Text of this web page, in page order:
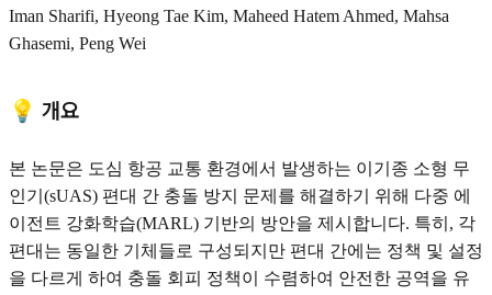
Iman Sharifi, Hyeong Tae Kim, Maheed Hatem Ahmed, Mahsa
Ghasemi, Peng Wei
💡 개요
본 논문은 도심 항공 교통 환경에서 발생하는 이기종 소형 무
인기(sUAS) 편대 간 충돌 방지 문제를 해결하기 위해 다중 에
이전트 강화학습(MARL) 기반의 방안을 제시합니다. 특히, 각
편대는 동일한 기체들로 구성되지만 편대 간에는 정책 및 설정
을 다르게 하여 충돌 회피 정책이 수렴하여 안전한 공역을 유